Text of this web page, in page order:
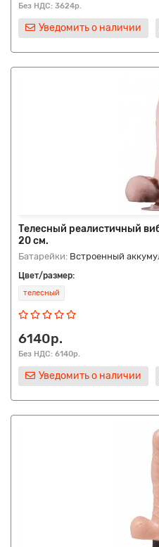
Без НДС: 3624р.
Уведомить о наличии
Телесный реалистичный
20 см.
Батарейки: Встроенный
Цвет/размер:
телесный
6140р.
Без НДС: 6140р.
Уведомить о наличии